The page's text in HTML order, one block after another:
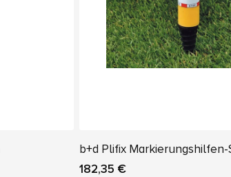
b+d Plifix
182,35 €